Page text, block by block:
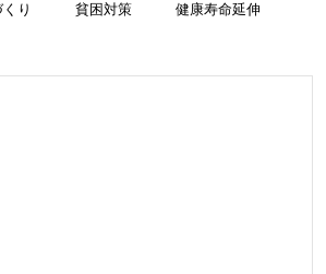
り 貧困対策 健康寿命延伸